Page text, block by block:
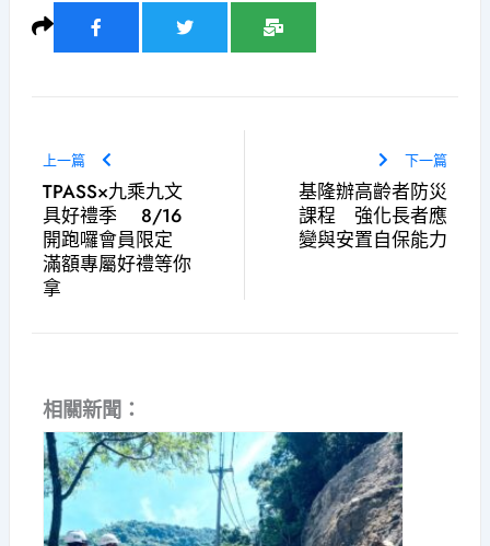
上一篇
TPASS×九乘九文
具好禮季 8/16
開跑囉會員限定
滿額專屬好禮等你
拿
下一篇
基隆辦高齡者防災
課程 強化長者應
變與安置自保能力
相關新聞：